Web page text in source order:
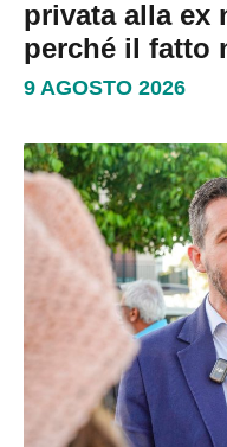
privata alla ex
perché il fatto
9 AGOSTO 2026